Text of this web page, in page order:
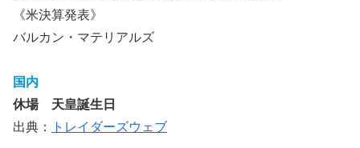
《米決算発表》
バルカン・マテリアルズ
国内
休場
天皇誕生日
出典：
トレイダーズウェブ